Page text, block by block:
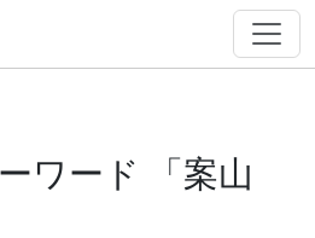
ワード 「案山